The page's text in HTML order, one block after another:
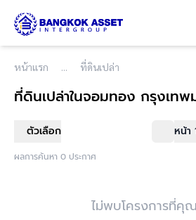
หน้าแรก ที่ดินเปล่า
ที่ดินเปล่าในจอมทอง กรุงเทพ
ตัวเลือก หน้า
ผลการค้นหา 0 ประกาศ
ไม่พบโครงการที่คุ